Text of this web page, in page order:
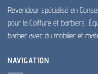
Revendeur spécialisé en
pour la Coiffure et barbiers,
barber avec du mobilier et
NAVIGATION